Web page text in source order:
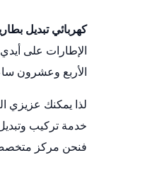
كهربائي تبديل
الإطارات على
الأربع وعشرون
لذا يمكنك عزيزي
خدمة تركيب
فنحن مركز متخصص